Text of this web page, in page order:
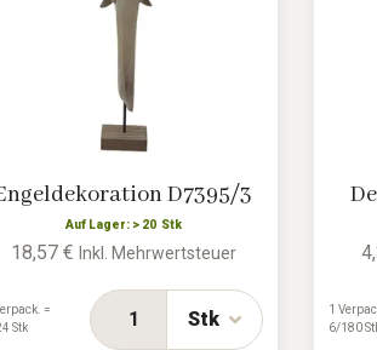
D7395/3
Auf Lager: > 20 Stk
18,57 € Inkl. Mehrwertsteuer
Stk
=
Stk
1
6/180